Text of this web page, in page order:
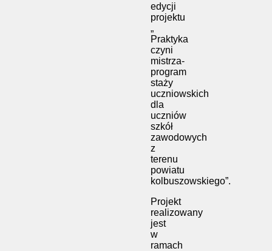
edycji
projektu
„
Praktyka
czyni
mistrza-
program
staży
uczniowskich
dla
uczniów
szkół
zawodowych
z
terenu
powiatu
kolbuszowskiego”.
Projekt
realizowany
jest
w
ramach